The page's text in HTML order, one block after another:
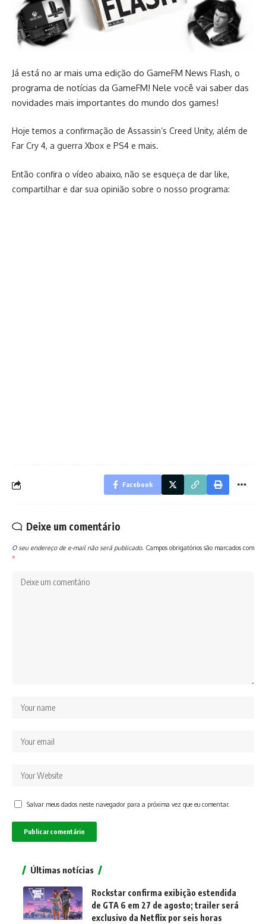
Já está no ar mais uma edição do GameFM News Flash, o
programa de notícias da GameFM! Nele você vai saber das
novidades mais importantes do mundo dos games!
Hoje temos a confirmação de Assassin’s Creed Unity, além de
Far Cry 4, a guerra Xbox e PS4 e mais.
Então confira o vídeo abaixo, não se esqueça de dar like,
compartilhar e dar sua opinião sobre o nosso programa:
Facebook
Deixe um comentário
O seu endereço de e-mail não será publicado. Campos obrigatórios são marcados com
*
Salvar meus dados neste navegador para a próxima vez que eu comentar.
Últimas notícias
Rockstar confirma exibição estendida
de GTA 6 em 27 de agosto; trailer será
exclusivo da Netflix por seis horas